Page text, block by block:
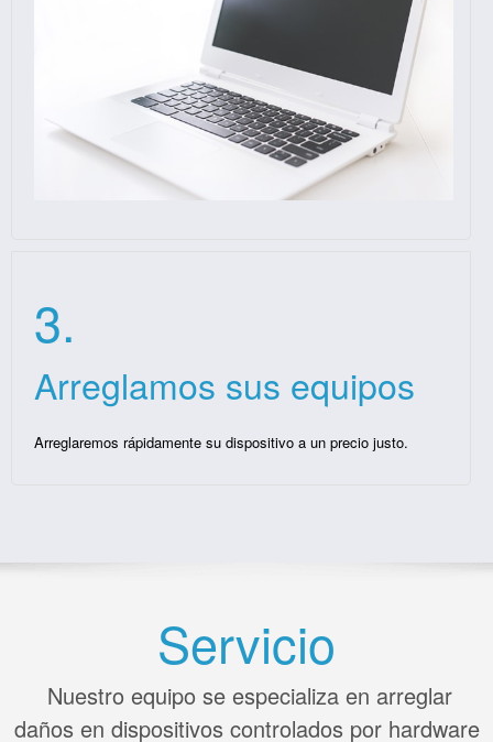
3.
Arreglamos sus equipos
Arreglaremos rápidamente su dispositivo a un precio justo.
Servicio
Nuestro equipo se especializa en arreglar
daños en dispositivos controlados por hardware